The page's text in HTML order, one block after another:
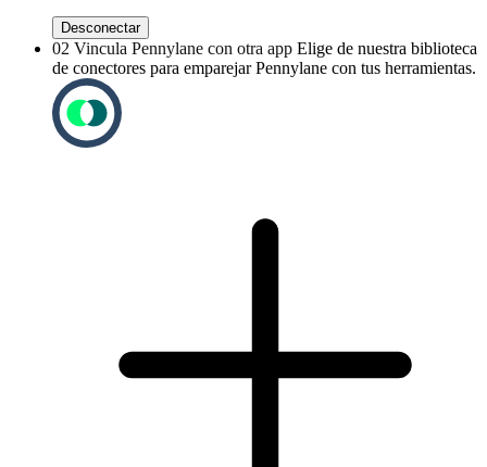
Desconectar
02 Vincula Pennylane con otra app Elige de nuestra biblioteca
de conectores para emparejar Pennylane con tus herramientas.